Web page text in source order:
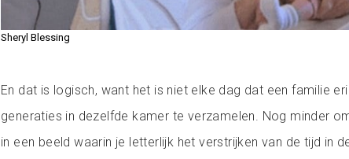
Sheryl Blessing
En dat is logisch, want het is niet elke dag dat een familie
generaties in dezelfde kamer te verzamelen. Nog minder
in een beeld waarin je letterlijk het verstrijken van de tijd in